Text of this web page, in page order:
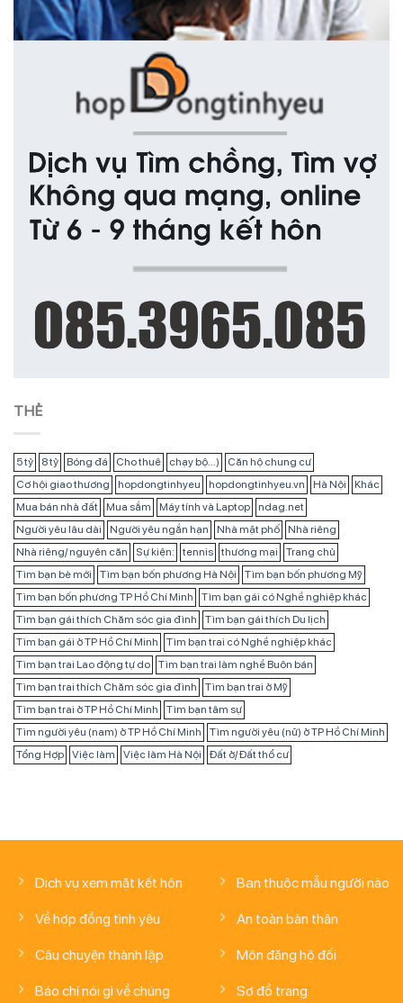
THẺ
5 tỷ 8 tỷ Bóng đá Cho thuê chạy bộ...)
Căn hộ chung cư
Cơ hội giao thương
hopdongtinhyeu hopdongtinhyeu.vn Hà Nội
Khác
Mua bán nhà đất
Mua sắm Máy tính và Laptop
ndag.net
Người yêu lâu dài
Người yêu ngắn hạn Nhà mặt phố
Nhà riêng
Nhà riêng/ nguyên căn
Sự kiện: tennis thương mại
Trang chủ
Tìm bạn bè mới
Tìm bạn bốn phương Hà Nội
Tìm bạn bốn phương Mỹ
Tìm bạn bốn phương TP Hồ Chí Minh
Tìm bạn gái có Nghề nghiệp khác
Tìm bạn gái thích Chăm sóc gia đình
Tìm bạn gái thích Du lịch
Tìm bạn gái ở TP Hồ Chí Minh
Tìm bạn trai có Nghề nghiệp khác
Tìm bạn trai Lao động tự do
Tìm bạn trai làm nghề Buôn bán
Tìm bạn trai thích Chăm sóc gia đình
Tìm bạn trai ở Mỹ
Tìm bạn trai ở TP Hồ Chí Minh
Tìm bạn tâm sự
Tìm người yêu (nam) ở TP Hồ Chí Minh
Tìm người yêu (nữ) ở TP Hồ Chí Minh
Tổng Hợp
Việc làm Việc làm Hà Nội Đất ở/ Đất thổ cư
Dịch vụ xem mặt kết hôn
Về hợp đồng tình yêu
Câu chuyện thành lập
Báo chí nói gì về chúng
Bạn thuộc mẫu người nào
An toàn bản thân
Môn đăng hộ đối
Sơ đồ trang